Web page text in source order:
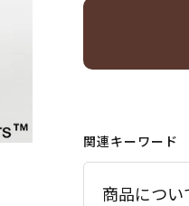
関連キーワード
商品につ